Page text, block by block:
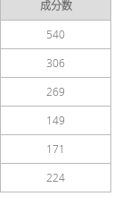
成分数
540
306
269
149
171
224